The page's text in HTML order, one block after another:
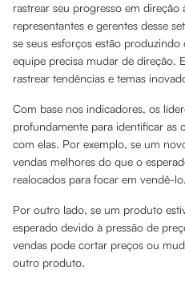
rastrear seu progresso em direção
representantes e gerentes desse
se seus esforços estão
equipe precisa mudar de direção.
rastrear tendências e temas
Com base nos indicadores, os
profundamente para identificar as
com elas. Por exemplo, se um
vendas melhores do que o
realocados para focar em vendê-lo.
Por outro lado, se um produto
esperado devido à pressão de
vendas pode cortar preços ou
outro produto.